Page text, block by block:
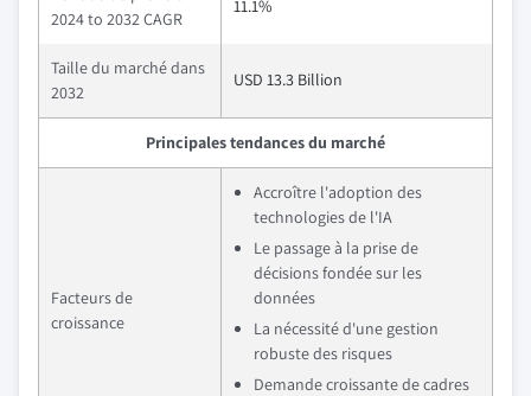
2024 to 2032 CAGR
11.1%
Taille du marché dans
2032
USD 13.3 Billion
Principales tendances du marché
Facteurs de
croissance
Accroître l'adoption des
technologies de l'IA
Le passage à la prise de
décisions fondée sur les
données
La nécessité d'une gestion
robuste des risques
Demande croissante de cadres